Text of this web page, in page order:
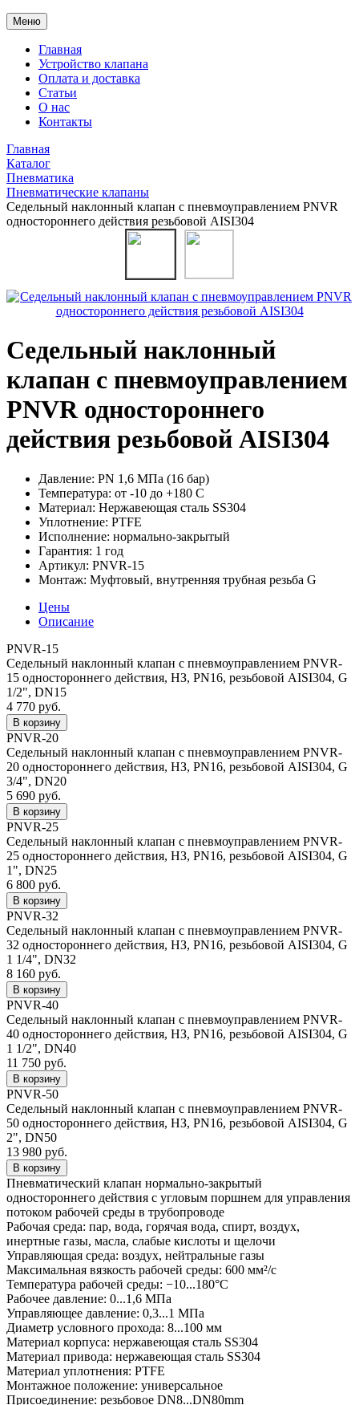
Меню
Главная
Устройство клапана
Оплата и доставка
Статьи
О нас
Контакты
Главная
Каталог
Пневматика
Пневматические клапаны
Седельный наклонный клапан с пневмоуправлением PNVR
одностороннего действия резьбовой AISI304
Седельный наклонный
клапан с пневмоуправлением
PNVR одностороннего
действия резьбовой AISI304
Давление: PN 1,6 МПа (16 бар)
Температура: от -10 до +180 С
Материал: Нержавеющая сталь SS304
Уплотнение: PTFE
Исполнение: нормально-закрытый
Гарантия: 1 год
Артикул: PNVR-15
Монтаж: Муфтовый, внутренняя трубная резьба G
Цены
Описание
PNVR-15
Седельный наклонный клапан с пневмоуправлением PNVR-
15 одностороннего действия, НЗ, PN16, резьбовой AISI304, G
1/2", DN15
4 770 руб.
PNVR-20
Седельный наклонный клапан с пневмоуправлением PNVR-
20 одностороннего действия, НЗ, PN16, резьбовой AISI304, G
3/4", DN20
5 690 руб.
PNVR-25
Седельный наклонный клапан с пневмоуправлением PNVR-
25 одностороннего действия, НЗ, PN16, резьбовой AISI304, G
1", DN25
6 800 руб.
PNVR-32
Седельный наклонный клапан с пневмоуправлением PNVR-
32 одностороннего действия, НЗ, PN16, резьбовой AISI304, G
1 1/4", DN32
8 160 руб.
PNVR-40
Седельный наклонный клапан с пневмоуправлением PNVR-
40 одностороннего действия, НЗ, PN16, резьбовой AISI304, G
1 1/2", DN40
11 750 руб.
PNVR-50
Седельный наклонный клапан с пневмоуправлением PNVR-
50 одностороннего действия, НЗ, PN16, резьбовой AISI304, G
2", DN50
13 980 руб.
Пневматический клапан нормально-закрытый
одностороннего действия с угловым поршнем для управления
потоком рабочей среды в трубопроводе
Рабочая среда: пар, вода, горячая вода, спирт, воздух,
инертные газы, масла, слабые кислоты и щелочи
Управляющая среда: воздух, нейтральные газы
Максимальная вязкость рабочей среды: 600 мм²/с
Температура рабочей среды: −10...180°С
Рабочее давление: 0...1,6 МПа
Управляющее давление: 0,3...1 МПа
Диаметр условного прохода: 8...100 мм
Материал корпуса: нержавеющая сталь SS304
Материал привода: нержавеющая сталь SS304
Материал уплотнения: PTFE
Монтажное положение: универсальное
Присоединение: резьбовое DN8...DN80mm